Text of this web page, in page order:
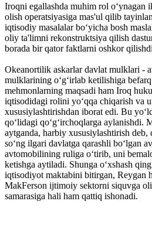
Iroqni egallashda muhim rol o‘ynagan
olish operatsiyasiga mas'ul qilib
iqtisodiy masalalar bo‘yicha bosh
oliy ta'limni rekonstruktsiya qilish
borada bir qator faktlarni oshkor
Okeanortilik askarlar davlat mulklari -
mulk­larining o‘g‘irlab ketilishiga
mehmonlarning maqsadi ham Iroq
iqtisodidagi rolini yo‘qqa chiqarish va
xususiylashtirishdan iborat edi. Bu
qo‘lidagi qo‘g‘irchoqlarga aylanishdi.
aytganda, harbiy xususiylashtirish deb,
so‘ng ilgari davlatga qarashli bo‘lgan
avtomobilining ruliga o‘tirib, uni
ketishga aytiladi. Shunga o‘xshash
iqtisodiyot maktabini bitirgan, Reygan
MakFerson ijtimoiy sektorni siquvga
samarasiga hali ham qattiq ishonadi.